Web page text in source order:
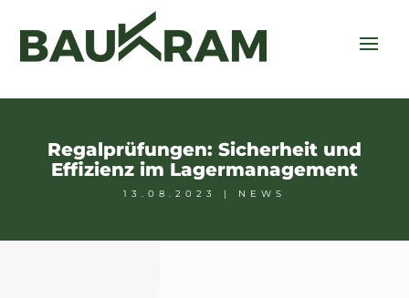
Regalprüfungen: Sicherheit und
Effizienz im Lagermanagement
13.08.2023 | NEWS